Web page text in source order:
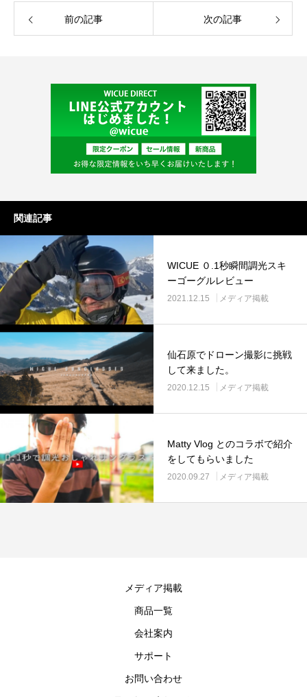
前の記事 次の記事
関連記事
WICUE ０.1秒瞬間調光スキ
ーゴーグルレビュー
2021.12.15 メディア掲載
仙石原でドローン撮影に挑戦
して来ました。
2020.12.15 メディア掲載
Matty Vlog とのコラボで紹介
をしてもらいました
2020.09.27 メディア掲載
メディア掲載
商品一覧
会社案内
サポート
お問い合わせ